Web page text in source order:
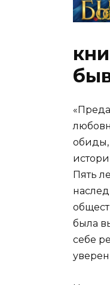
обиды,
Пять
была
себе